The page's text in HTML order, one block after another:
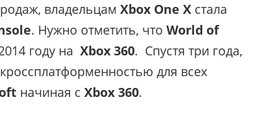
владельцам Xbox One X стала
. Нужно отметить, что World of
году на Xbox 360. Спустя три года,
для всех
начиная с Xbox 360.